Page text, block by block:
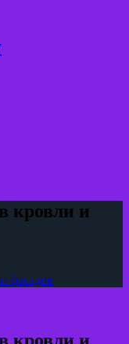
кровли и
фасадов
кровли и